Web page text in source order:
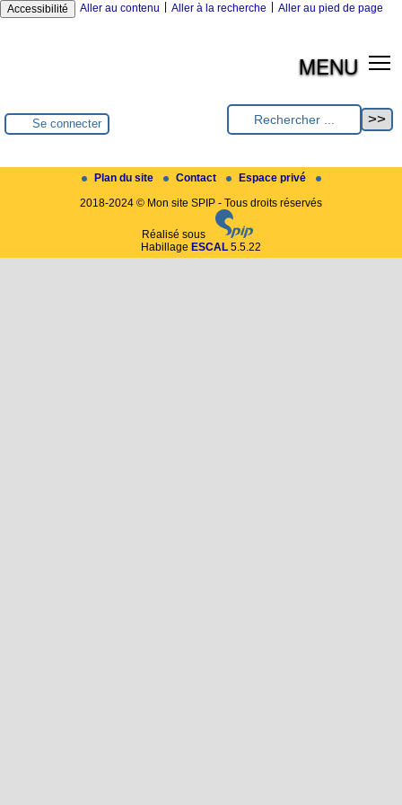
Accessibilité Aller au contenu Aller à la recherche Aller au pied de page
MENU
Se connecter
Plan du site Contact
Espace privé
2018-2024 © Mon site SPIP - Tous droits réservés
Réalisé sous
Habillage ESCAL 5.5.22